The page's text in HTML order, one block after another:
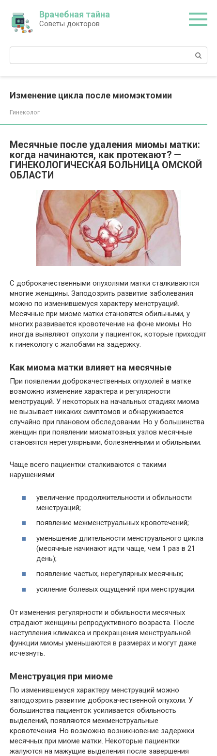
контенту
Врачебная тайна
Советы докторов
Поиск:
Изменение цикла после миомэктомии
Гинеколог
Месячные после удаления миомы матки:
когда начинаются, как протекают? —
ГИНЕКОЛОГИЧЕСКАЯ БОЛЬНИЦА ОМСКОЙ
ОБЛАСТИ
С доброкачественными опухолями матки сталкиваются
многие женщины. Заподозрить развитие заболевания
можно по изменившемуся характеру менструаций.
Месячные при миоме матки становятся обильными, у
многих развивается кровотечение на фоне миомы. Но
иногда выявляют опухоли у пациенток, которые приходят
к гинекологу с жалобами на задержку.
Как миома матки влияет на месячные
При появлении доброкачественных опухолей в матке
возможно изменение характера и регулярности
менструаций. У некоторых на начальных стадиях миома
не вызывает никаких симптомов и обнаруживается
случайно при плановом обследовании. Но у большинства
женщин при появлении миоматозных узлов месячные
становятся нерегулярными, болезненными и обильными.
Чаще всего пациентки сталкиваются с такими
нарушениями:
увеличение продолжительности и обильности
менструаций;
появление межменструальных кровотечений;
уменьшение длительности менструального цикла
(месячные начинают идти чаще, чем 1 раз в 21
день);
появление частых, нерегулярных месячных;
усиление болевых ощущений при менструации.
От изменения регулярности и обильности месячных
страдают женщины репродуктивного возраста. После
наступления климакса и прекращения менструальной
функции миомы уменьшаются в размерах и могут даже
исчезнуть.
Менструация при миоме
По изменившемуся характеру менструаций можно
заподозрить развитие доброкачественной опухоли. У
большинства пациенток усиливается обильность
выделений, появляются межменструальные
кровотечения. Но возможно возникновение задержки
месячных при миоме матки. Некоторые пациентки
жалуются на мажущие выделения после завершения